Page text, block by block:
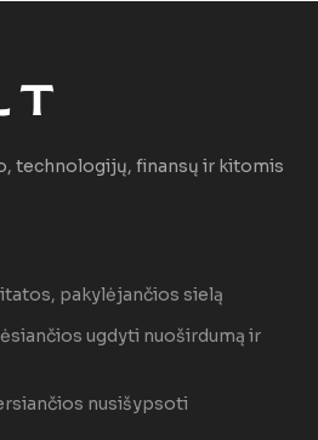
technologijų, finansų ir kitomis
pakylėjančios sielą
ugdyti nuoširdumą ir
nusišypsoti